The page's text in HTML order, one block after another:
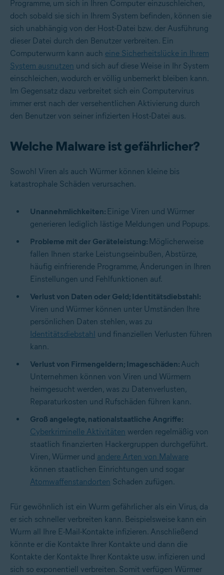
Programme, um sich in Ihren Computer einzuschleichen,
doch sobald sie sich in Ihrem System befinden, können sie
sich unabhängig von der Host-Datei bzw. der Ausführung
dieser Datei durch den Benutzer verbreiten. Ein
Computerwurm kann auch eine Sicherheitslücke in Ihrem
System ausnutzen und sich auf diese Weise in Ihr System
einschleichen, wodurch er völlig unbemerkt bleiben kann.
Im Gegensatz dazu verbreitet sich ein Computervirus
immer erst nach der versehentlichen Aktivierung durch
den Benutzer von seiner infizierten Host-Datei aus.
Welche Malware ist gefährlicher?
Sowohl Viren als auch Würmer können kleine bis
katastrophale Schäden verursachen.
Unannehmlichkeiten: Einige Viren und Würmer
generieren lediglich lästige Meldungen und Popups.
Probleme mit der Geräteleistung: Möglicherweise
fallen Ihnen starke Leistungseinbußen, Abstürze,
häufig einfrierende Programme, Änderungen in Ihren
Einstellungen und Fehlfunktionen auf.
Verlust von Daten oder Geld; Identitätsdiebstahl:
Viren und Würmer können unter Umständen Ihre
persönlichen Daten stehlen, was zu
Identitätsdiebstahl und finanziellen Verlusten führen
kann.
Verlust von Firmengeldern; Imageschäden: Auch
Unternehmen können von Viren und Würmern
heimgesucht werden, was zu Datenverlusten,
Reparaturkosten und Rufschäden führen kann.
Groß angelegte, nationalstaatliche Angriffe:
Cyberkriminelle Aktivitäten werden regelmäßig von
staatlich finanzierten Hackergruppen durchgeführt.
Viren, Würmer und andere Arten von Malware
können staatlichen Einrichtungen und sogar
Atomwaffenstandorten Schaden zufügen.
Für gewöhnlich ist ein Wurm gefährlicher als ein Virus, da
er sich schneller verbreiten kann. Beispielsweise kann ein
Wurm all Ihre E-Mail-Kontakte infizieren. Anschließend
könnte er die Kontakte Ihrer Kontakte und dann die
Kontakte der Kontakte Ihrer Kontakte usw. infizieren und
sich so exponentiell verbreiten. Somit verfügen Würmer